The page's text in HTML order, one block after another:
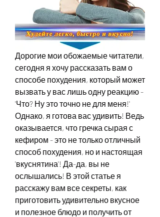
Дорогие мои обожаемые читатели,
сегодня я хочу рассказать вам о
способе похудения, который может
вызвать у вас лишь одну реакцию -
'Что? Ну это точно не для меня!'
Однако, я готова вас удивить! Ведь
оказывается, что гречка сырая с
кефиром - это не только отличный
способ похудения, но и настоящая
'вкуснятина'! Да-да, вы не
ослышались! В этой статье я
расскажу вам все секреты, как
приготовить удивительно вкусное
и полезное блюдо и получить от